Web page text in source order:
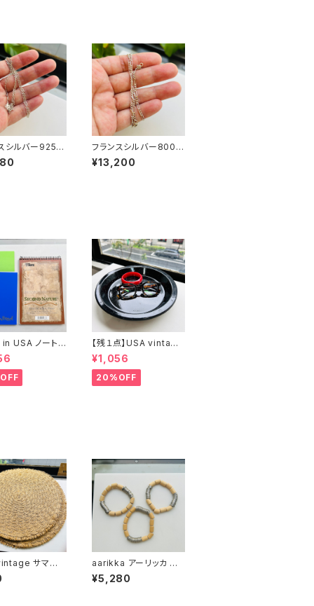
シルバー925 フ
ェーン（45cm）
フランスシルバー800
フィガロチェーン（40.5
cm）
¥13,200
USA ノート２
け
【残１点】USA vintage
ブラック琺瑯プレート
¥1,056
20%OFF
サマー
マット
aarikka アーリッカ W
ASHER＆WOODブレ
スレット
¥5,280